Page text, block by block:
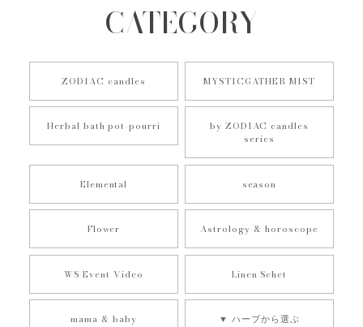
数年前にご注文いただいてから月日が経ち、改め
てご注文いただい、さまざまに感じていただけた
こと、とても嬉しく思います。引き続き楽しんで
ざいました。
2025/08/27
友人の誕生日プレゼントに購入しました。良い香りで今から
応頂きありがとうございました！
CATEGORY
ZODIAC candles MYSTICGATHER MIST
Herbal bath pot-pourri
by ZODIAC candles
series
Elemental season
Flower Astrology & horoscope
WS Event Video Linen Schet
mama & baby ▼ ハーブから選ぶ